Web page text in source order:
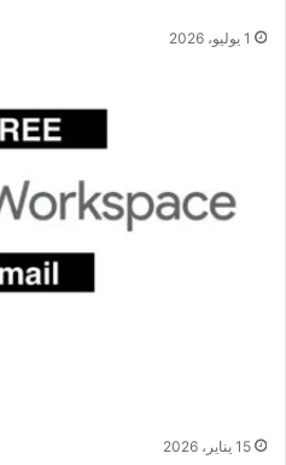
1 يوليو، 2026
15 يناير، 2026